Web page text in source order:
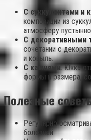
С суккулентами и
композиции из
атмосферу
С декоративными
сочетании с
и ковыль.
С камнями⁚Юкка
формы и размера,
Полезные
Регулярно
болезней.